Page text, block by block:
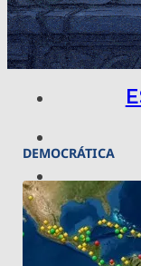
DEMOCRÁTICA